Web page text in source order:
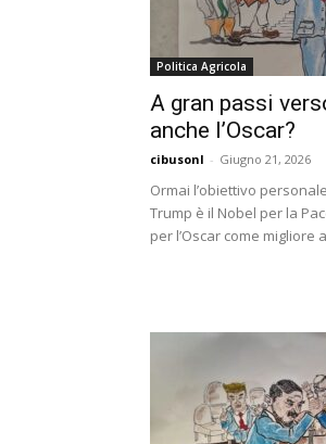
Politica Agricola
A gran passi
anche l’Oscar?
cibusonl - Giugno 21, 2026
Ormai l’obiettivo
Trump è il Nobel per la
per l’Oscar come migliore